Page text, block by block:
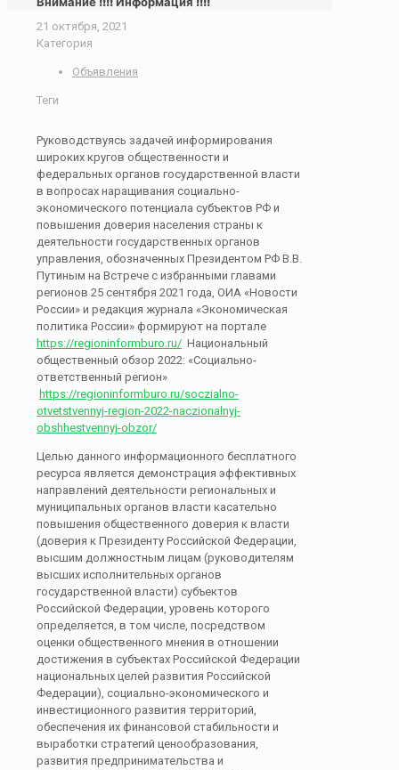
21 октября, 2021
Категория
Объявления
Теги
Руководствуясь задачей информирования
широких кругов общественности и
федеральных органов государственной власти
в вопросах наращивания социально-
экономического потенциала субъектов РФ и
повышения доверия населения страны к
деятельности государственных органов
управления, обозначенных Президентом РФ В.В.
Путиным на Встрече с избранными главами
регионов 25 сентября 2021 года, ОИА «Новости
России» и редакция журнала «Экономическая
политика России» формируют на портале
https://regioninformburo.ru/ Национальный
общественный обзор 2022: «Социально-
ответственный регион»​​​​​​​
https://regioninformburo.ru/soczialno-
otvetstvennyj-region-2022-naczionalnyj-
obshhestvennyj-obzor/
Целью данного информационного бесплатного
ресурса является демонстрация эффективных
направлений деятельности региональных и
муниципальных органов власти касательно
повышения общественного доверия к власти
(доверия к Президенту Российской Федерации,
высшим должностным лицам (руководителям
высших исполнительных органов
государственной власти) субъектов
Российской Федерации, уровень которого
определяется, в том числе, посредством
оценки общественного мнения в отношении
достижения в субъектах Российской Федерации
национальных целей развития Российской
Федерации), социально-экономического и
инвестиционного развития территорий,
обеспечения их финансовой стабильности и
выработки стратегий ценообразования,
развития предпринимательства и